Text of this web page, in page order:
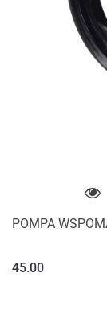
POMPA
45.00